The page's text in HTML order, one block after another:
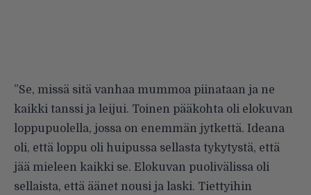
”Se, missä sitä vanhaa mummoa piinataan ja ne
kaikki tanssi ja leijui. Toinen pääkohta oli elokuvan
loppupuolella, jossa on enemmän jytkettä. Ideana
oli, että loppu oli huipussa sellasta tykytystä, että
jää mieleen kaikki se. Elokuvan puolivälissa oli
sellaista, että äänet nousi ja laski. Tiettyihin